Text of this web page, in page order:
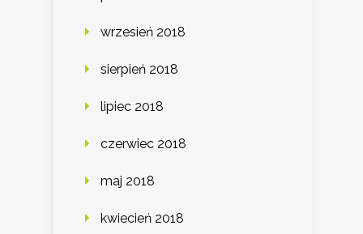
wrzesień 2018
sierpień 2018
lipiec 2018
czerwiec 2018
maj 2018
kwiecień 2018